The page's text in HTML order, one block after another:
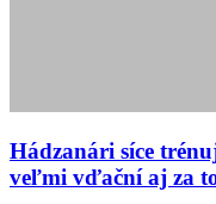
Hádzanári síce
veľmi vďační aj za